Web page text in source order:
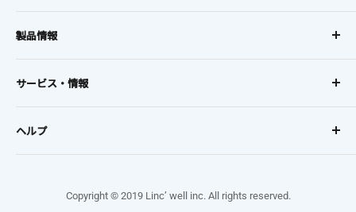
オンラインでも安心を。
2回目以降10%OFF!!
5,500円(税込)以上で全国送料無料
ミテミィコンタクトについて
製品情報
レンズメーカーから探す
サービス・情報
記
お支払い・配送方法
ポイント規約
ヘルプ
Copyright © 2019 Linc’ well inc. All rights reserved.